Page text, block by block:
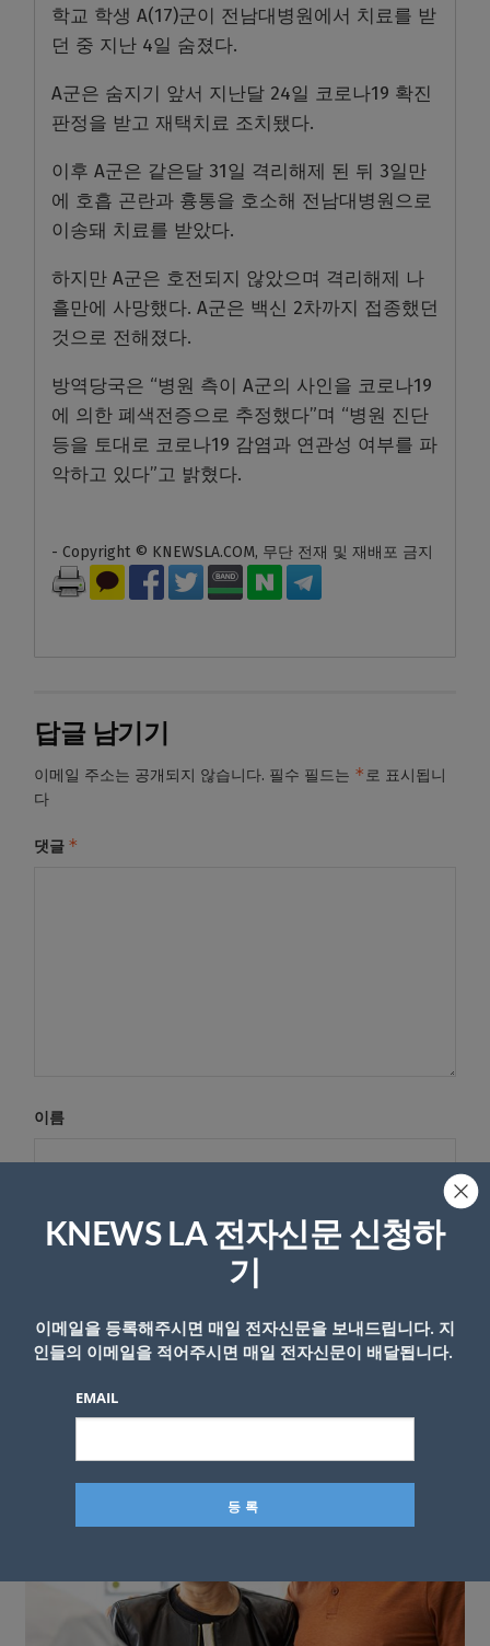
학교 학생 A(17)군이 전남대병원에서 치료를 받
던 중 지난 4일 숨졌다.
A군은 숨지기 앞서 지난달 24일 코로나19 확진
판정을 받고 재택치료 조치됐다.
이후 A군은 같은달 31일 격리해제 된 뒤 3일만
에 호흡 곤란과 흉통을 호소해 전남대병원으로
이송돼 치료를 받았다.
하지만 A군은 호전되지 않았으며 격리해제 나
흘만에 사망했다. A군은 백신 2차까지 접종했던
것으로 전해졌다.
방역당국은 “병원 측이 A군의 사인을 코로나19
에 의한 폐색전증으로 추정했다”며 “병원 진단
등을 토대로 코로나19 감염과 연관성 여부를 파
악하고 있다”고 밝혔다.
- Copyright © KNEWSLA.COM, 무단 전재 및 재배포 금지
답글 남기기
이메일 주소는 공개되지 않습니다. 필수 필드는 *로 표시됩니
다
댓글 *
이름
KNEWS LA 전자신문 신청하
기
이메일을 등록해주시면 매일 전자신문을 보내드립니다. 지
인들의 이메일을 적어주시면 매일 전자신문이 배달됩니다.
EMAIL